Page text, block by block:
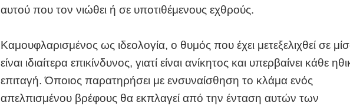
αυτού που τον νιώθει ή σε υποτιθέμενους εχθρούς.
Καμουφλαρισμένος ως ιδεολογία, ο θυμός που έχει μετεξελιχθεί σε
είναι ιδιαίτερα επικίνδυνος, γιατί είναι ανίκητος και υπερβαίνει κάθε
επιταγή. Όποιος παρατηρήσει με ενσυναίσθηση το κλάμα ενός
απελπισμένου βρέφους θα εκπλαγεί από την ένταση αυτών των